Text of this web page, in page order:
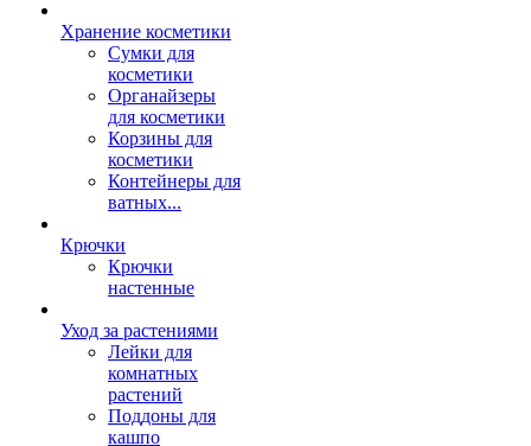
Хранение косметики
Сумки для
косметики
Органайзеры
для косметики
Корзины для
косметики
Контейнеры для
ватных...
Крючки
Крючки
настенные
Уход за растениями
Лейки для
комнатных
растений
Поддоны для
кашпо